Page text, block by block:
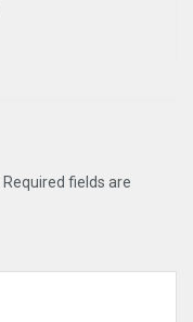
Required fields are